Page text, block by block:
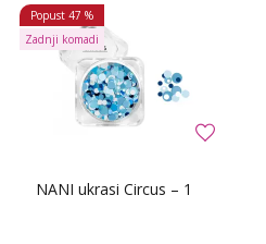
NANI ukrasi Circus – 1
Popust 47 %
Zadnji komadi